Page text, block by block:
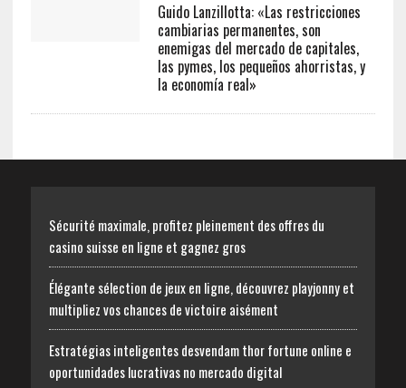
Guido Lanzillotta: «Las restricciones
cambiarias permanentes, son
enemigas del mercado de capitales,
las pymes, los pequeños ahorristas, y
la economía real»
Sécurité maximale, profitez pleinement des offres du
casino suisse en ligne et gagnez gros
Élégante sélection de jeux en ligne, découvrez playjonny et
multipliez vos chances de victoire aisément
Estratégias inteligentes desvendam thor fortune online e
oportunidades lucrativas no mercado digital